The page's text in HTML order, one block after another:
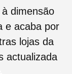
dimensão
e acaba por
lojas da
actualizada